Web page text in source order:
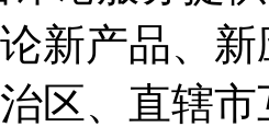
新产品、
区、直辖